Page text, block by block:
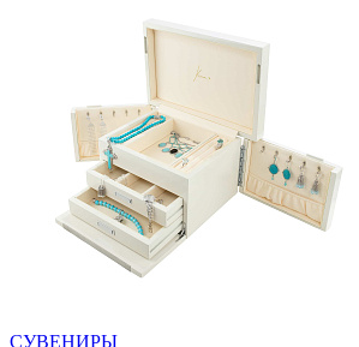
СУВЕНИРЫ